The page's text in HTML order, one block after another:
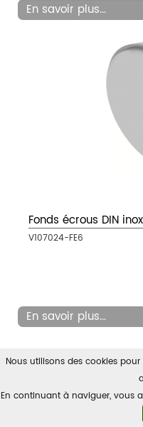
Nous utilisons des cookies
En continuant à naviguer, vous
En savoir plus...
Fonds écrous DIN
V107024-FE6
En savoir plus...